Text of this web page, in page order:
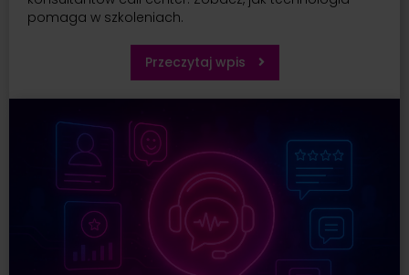
pomaga w szkoleniach.
Przeczytaj wpis